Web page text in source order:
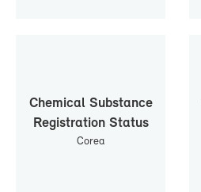
Che­mi­cal Subs­tan­ce
Re­gis­tra­tion Sta­tus
Co­rea